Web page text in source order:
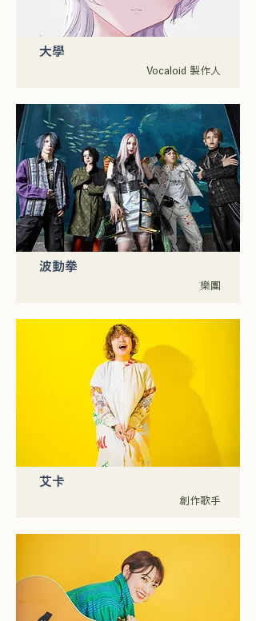
大學
Vocaloid 製作人
波動拳
樂團
艾卡
創作歌手